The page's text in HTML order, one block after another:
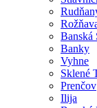
Banská
Banky
Vyhne
Sklené
Prenčov
Ilija